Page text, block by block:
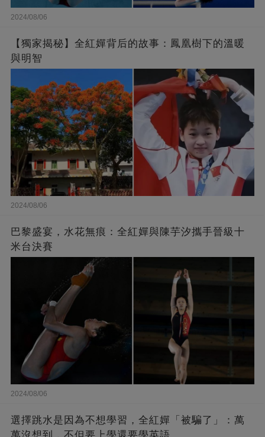
2024/08/06
【獨家揭秘】全紅嬋背后的故事：鳳凰樹下的溫暖
與明智
2024/08/06
巴黎盛宴，水花無痕：全紅嬋與陳芋汐攜手晉級十
米台決賽
2024/08/06
選擇跳水是因為不想學習，全紅嬋「被騙了」：萬